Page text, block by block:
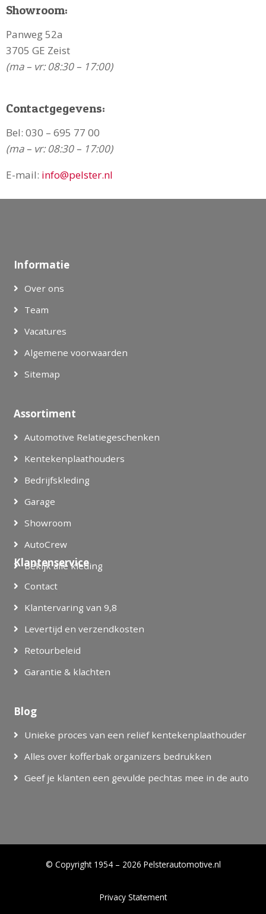
Showroom:
Panweg 52a
3705 GE Zeist
(ma – vr: 08:30 – 17:00)
Contactgegevens:
Bel: 030 – 695 77 00
(ma – vr: 08:30 – 17:00)
E-mail: info@pelster.nl
Informatie
Over ons
Team
Vacatures
Algemene voorwaarden
Sitemap
Assortiment
Automotive Relatiegeschenken
Kentekenplaathouders
Bedrijfskleding
Garage
Showroom
AutoCrew
Bekijk alle kleding
Klantenservice
Contact
Klantervaring van 9,8
Levertijd en verzendkosten
Retourbeleid
Garantie & klachten
Blog
Unieke proces van een reliëf kentekenplaathouder
Alles over kofferbak organizers bedrukken
Geef je klanten een gevulde pechtas mee in de auto
© Copyright 1954 – 2026 Pelsterautomotive.nl
Privacy Statement